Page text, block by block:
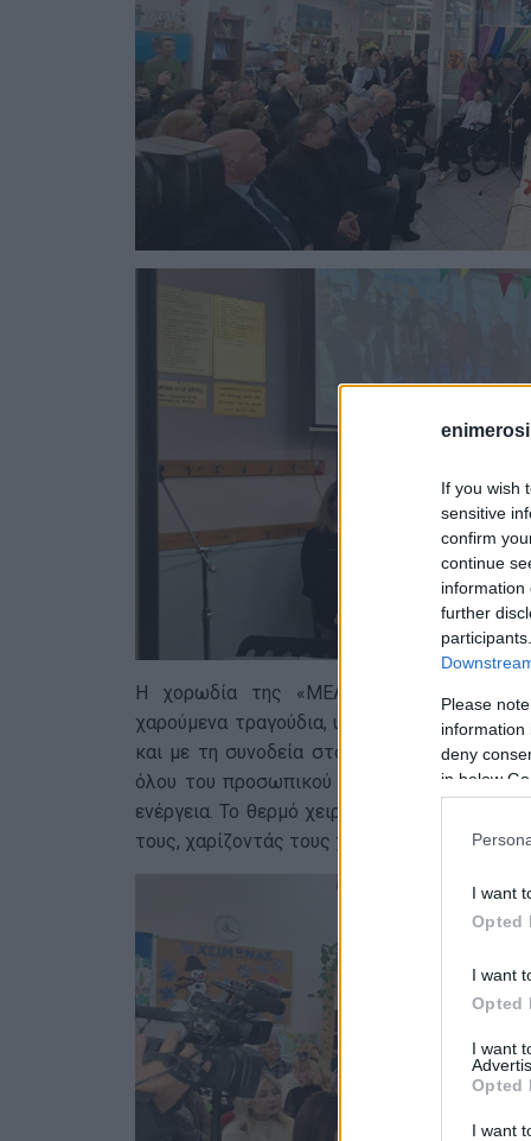
If you wish
sensitive
confirm
continue
information
further
Please
information
deny
in below
I want
Opted
I want
Opted
I want
Opted
I want
Η χορωδία της «ΜΕΛΙΣΣΑΣ» προκάλεσε
χαρούμενα τραγούδια, υπό τη διεύθυνση
και με τη συνοδεία στο αρμόνιο του
όλου του προσωπικού του ΚΔΗΦ, οι
ενέργεια. Το θερμό χειροκρότημα του
τους, χαρίζοντάς τους χαρά, δύναμη και